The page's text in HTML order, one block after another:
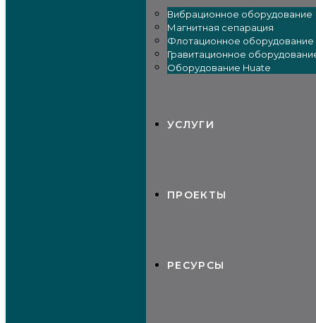
Вибрационное оборудование
Магнитная сепарация
Флотационное оборудование
Гравитационное
Оборудование Huate
УСЛУГИ
ПРОЕКТЫ
РЕСУРСЫ